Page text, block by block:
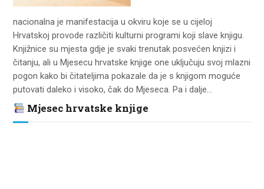
ODJELI
DOKUMENTI
KONTAKT
nacionalna je manifestacija u okviru koje se u cijeloj
Hrvatskoj provode različiti kulturni programi koji slave knjigu.
Knjižnice su mjesta gdje je svaki trenutak posvećen knjizi i
čitanju, ali u Mjesecu hrvatske knjige one uključuju svoj mlazni
pogon kako bi čitateljima pokazale da je s knjigom moguće
putovati daleko i visoko, čak do Mjeseca. Pa i dalje…
Mjesec hrvatske knjige